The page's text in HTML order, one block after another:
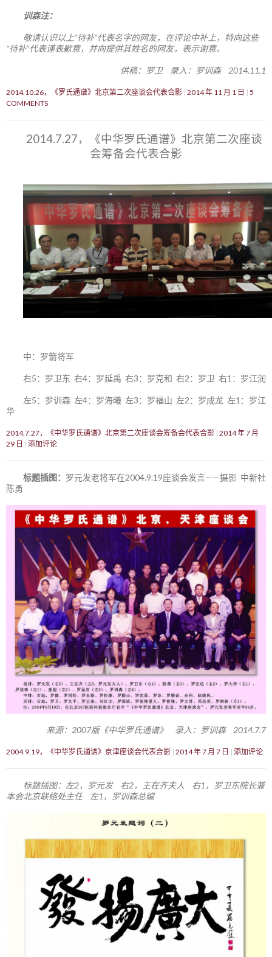
训森注：
敬请认识以上“待补”代表名字的网友，在评论中补上，特向这些
“待补”代表谨表歉意，并向提供其姓名的网友，表示谢意。
供稿：罗卫 录入：罗训森 2014.11.1
2014.10.26，《罗氏通谱》北京第二次座谈会代表合影 2014 年 11 月 1 日
5
COMMENTS
2014.7.27，《中华罗氏通谱》北京第二次座谈
会筹备会代表合影
中：罗箭将军
右5：罗卫东 右4：罗延禹 右3：罗克和 右2：罗卫 右1：罗江润
左5：罗训森 左4：罗海曦 左3：罗福山 左2：罗成龙 左1：罗江
华
2014.7.27，《中华罗氏通谱》北京第二次座谈会筹备会代表合影 2014 年 7 月
29 日
添加评论
标题插图： 罗元发老将军在2004.9.19座谈会发言——摄影 中新社
陈勇
来源：2007版《中华罗氏通谱》 录入：罗训森 2014.7.7
2004.9.19，《中华罗氏通谱》京津座谈会代表合影 2014 年 7 月 7 日 添加评论
标题插图：左2，罗元发 右2，王在齐夫人 右1，罗卫东院长兼
本会北京联络处主任 左1，罗训森总编